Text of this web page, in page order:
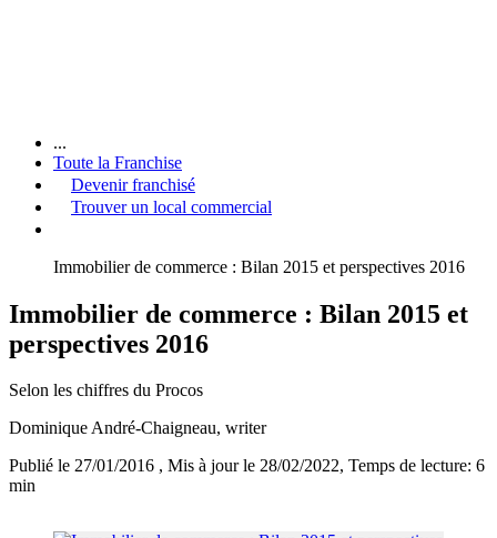
...
Toute la Franchise
Devenir franchisé
Trouver un local commercial
Immobilier de commerce : Bilan 2015 et perspectives 2016
Immobilier de commerce : Bilan 2015 et
perspectives 2016
Selon les chiffres du Procos
Dominique André-Chaigneau, writer
Publié le 27/01/2016 , Mis à jour le 28/02/2022, Temps de lecture: 6
min